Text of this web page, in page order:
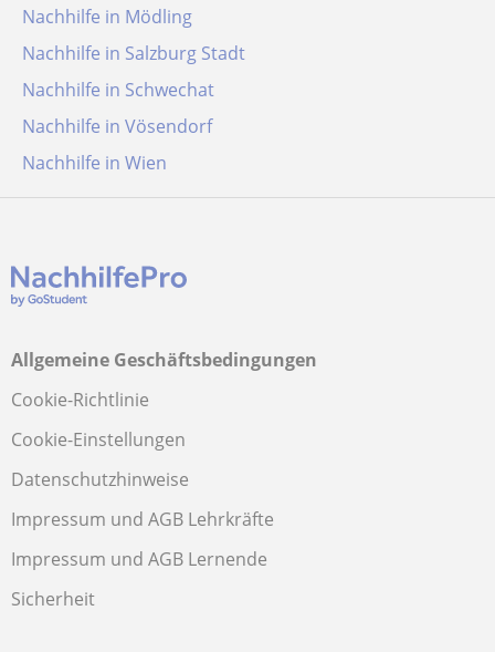
Nachhilfe in Mödling
Nachhilfe in Salzburg Stadt
Nachhilfe in Schwechat
Nachhilfe in Vösendorf
Nachhilfe in Wien
Allgemeine Geschäftsbedingungen
Cookie-Richtlinie
Cookie-Einstellungen
Datenschutzhinweise
Impressum und AGB Lehrkräfte
Impressum und AGB Lernende
Sicherheit